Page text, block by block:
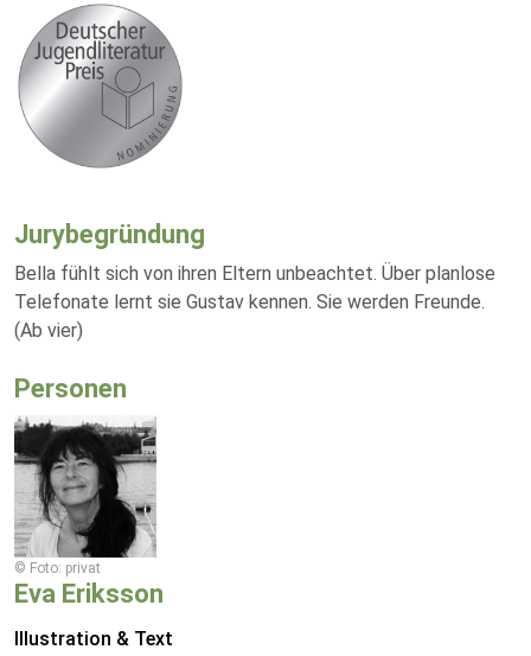
Jurybegründung
Bella fühlt sich von ihren Eltern unbeachtet. Über planlose
Telefonate lernt sie Gustav kennen. Sie werden Freunde.
(Ab vier)
Personen
© Foto: privat
Eva Eriksson
Illustration & Text